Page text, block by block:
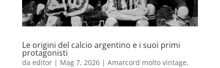
Le origini del calcio argentino e i suoi primi
protagonisti
da editor| Mag 7, 2026| Amarcord molto vintage,